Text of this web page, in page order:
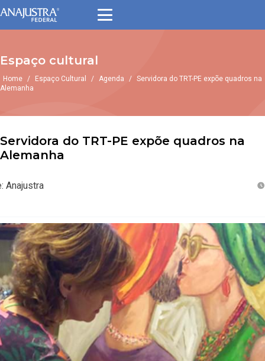
Espaço cultural
Home / Espaço Cultural / Agenda / Servidora do TRT-PE expõe quadros na
Alemanha
Servidora do TRT-PE expõe quadros na
Alemanha
Anajustra